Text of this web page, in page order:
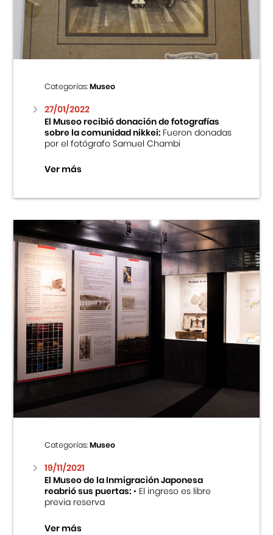
Centro Cultural Peruano Japonés
Museo de la Inmigración Japonesa
Fondo Editorial
Teatro Peruano Japonés
Categorías:Museo
27/01/2022
El Museo recibió donación de fotografías
sobre la comunidad nikkei:Fueron donadas
por el fotógrafo Samuel Chambi
Ver más
Categorías:Museo
19/11/2021
El Museo de la Inmigración Japonesa
reabrió sus puertas:• El ingreso es libre
previa reserva
Ver más